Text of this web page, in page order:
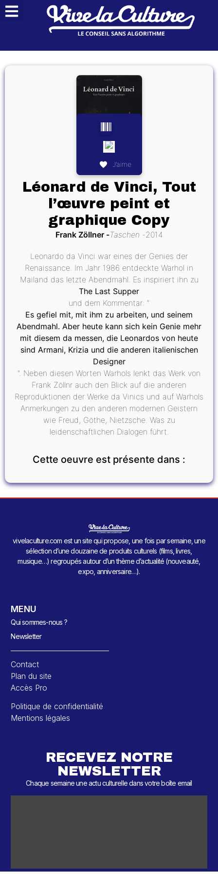
J’aime
Léonard de Vinci, Tout
l’œuvre peint et
graphique Copy
Frank Zöllner Taschen 2014
Leonardo da Vinci war eines der Genies der
Renaissance. Im Jahr 1986 entdeckte Warhol in
Mailand das letzte Abendmahl. Es inspiriert ihn zu
The Last Supper
und dem Kommentar: "
Es gefiel mit, mit ihm zu arbeiten, und seinem
Abendmahl. Aber heute kann sich kein Genie mehr
mit diesem da messen, die Leonardos von heute
sind Armani, Krizia und die anderen italienischen
Designer
". Neben diesen Worten Warhols lenkt das Werk von
Frank Zöllnr auch den Blick auf die anderen
Reproduktionen der Werke da Vinics und auf Warhols
Anmerkungen zu den anderen modernen Geistern
wie Freud, Göthe, Nietzsche. Was zu
leidenschaftlichen Dialogen führt.
Cette oeuvre est présente dans :
vivelaculture.com est un site qui propose, une fois par semaine, une
sélection d’une douzaine de produits culturels (films, livres,
musique…) regroupés autour d’un thème d’actualité (nouveauté,
expo, anniversaire…).
MENU
Qui sommes-nous ?
Newsletter
Contact
Plan du site
Accès Pro
Politique de confidentialité
Mentions légales
RECEVEZ NOTRE
NEWSLETTER
Chaque semaine une actu culturelle dans votre boîte email